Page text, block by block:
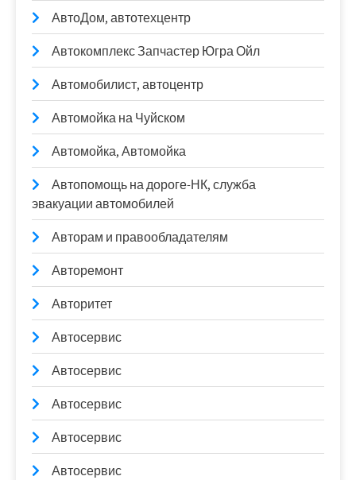
АвтоДом, автотехцентр
Автокомплекс Запчастер Югра Ойл
Автомобилист, автоцентр
Автомойка на Чуйском
Автомойка, Автомойка
Автопомощь на дороге-НК, служба
эвакуации автомобилей
Авторам и правообладателям
Авторемонт
Авторитет
Автосервис
Автосервис
Автосервис
Автосервис
Автосервис